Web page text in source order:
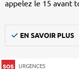
appelez le 15 avant
EN SAVOIR PLUS
URGENCES